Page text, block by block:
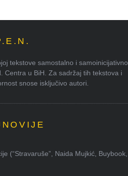
tekstove samostalno i samoinicijativno
Centra u BiH. Za sadržaj tih tekstova i
snose isključivo autori.
(“Stravaruše”, Naida Mujkić, Buybook,